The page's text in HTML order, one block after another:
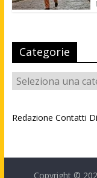
Categorie
Categorie
Redazione Contatti
Copyright ©